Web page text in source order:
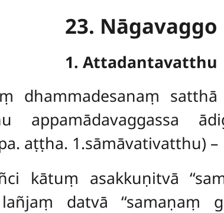
23. Nāgavaggo
1. Attadantavatthu
dhammadesanaṃ
appamādavaggassa
aṭṭha. 1.sāmāvativatthu) –
kātuṃ asakkuṇitvā
lañjaṃ datvā